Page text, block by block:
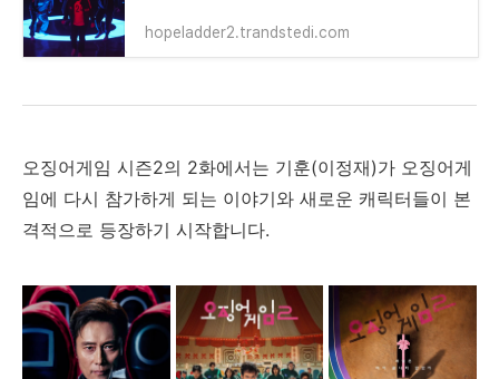
hopeladder2.trandstedi.com
오징어게임 시즌2의 2화에서는 기훈(이정재)가 오징어게
임에 다시 참가하게 되는 이야기와 새로운 캐릭터들이 본
격적으로 등장하기 시작합니다.